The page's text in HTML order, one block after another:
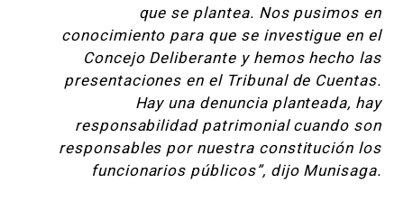
que se plantea. Nos pusimos en
conocimiento para que se investigue en el
Concejo Deliberante y hemos hecho las
presentaciones en el Tribunal de Cuentas.
Hay una denuncia planteada, hay
responsabilidad patrimonial cuando son
responsables por nuestra constitución los
funcionarios públicos”, dijo Munisaga.